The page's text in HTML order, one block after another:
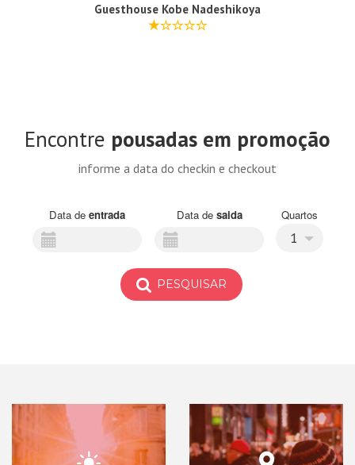
Guesthouse Kobe Nadeshikoya
Encontre pousadas em promoção
informe a data do checkin e checkout
Data de entrada Data de saida Quartos
1
PESQUISAR